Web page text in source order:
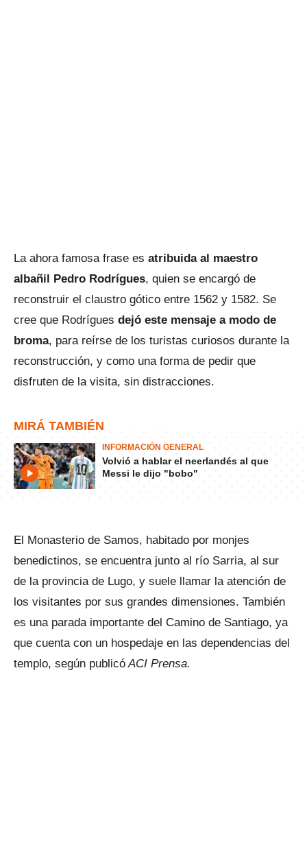
La ahora famosa frase es atribuida al maestro
albañil Pedro Rodrígues, quien se encargó de
reconstruir el claustro gótico entre 1562 y 1582. Se
cree que Rodrígues dejó este mensaje a modo de
broma, para reírse de los turistas curiosos durante la
reconstrucción, y como una forma de pedir que
disfruten de la visita, sin distracciones.
MIRÁ TAMBIÉN
INFORMACIÓN GENERAL
Volvió a hablar el neerlandés al que
Messi le dijo "bobo"
El Monasterio de Samos, habitado por monjes
benedictinos, se encuentra junto al río Sarria, al sur
de la provincia de Lugo, y suele llamar la atención de
los visitantes por sus grandes dimensiones. También
es una parada importante del Camino de Santiago, ya
que cuenta con un hospedaje en las dependencias del
templo, según publicóACI Prensa.